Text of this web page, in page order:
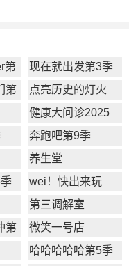
第
现在就出发第3季
第
点亮历史的灯火
健康大问诊2025
奔跑吧第9季
养生堂
wei！快出来玩
第三调解室
第
微笑一号店
哈哈哈哈哈第5季